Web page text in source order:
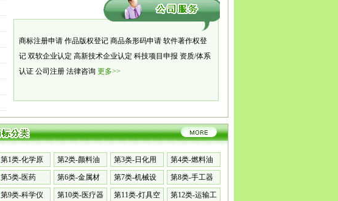
商标注册申请 作品版权登记 商品条形码申请 软件著作权登
记 双软企业认定 高新技术企业认定 科技项目申报 资质/体系
认证 公司注册 法律咨询 更多>>
第1类-化学原
料
第2类-颜料油
漆
第3类-日化用
品
第4类-燃料油
脂
第5类-医药
第6类-金属材
料
第7类-机械设
备
第8类-手工器
械
第9类-科学仪
第10类-医疗器
第11类-灯具空
第12类-运输工